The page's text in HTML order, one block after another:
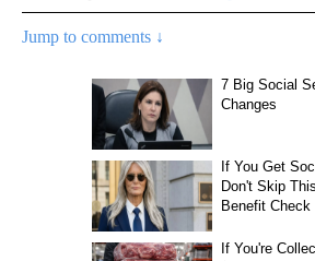
Jump to comments ↓